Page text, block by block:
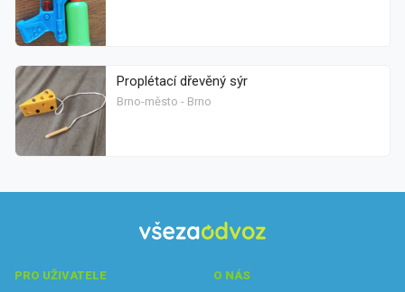
Proplétací dřevěný sýr
Brno-město - Brno
PRO UŽIVATELE O NÁS